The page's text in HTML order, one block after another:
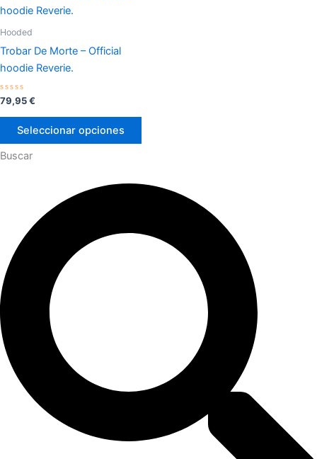
Buscar
Hooded
Trobar De Morte – Official
hoodie Reverie.
Valorado
con
0
79,95€
Seleccionar opciones
producto
tiene
opciones
pueden
elegir
en
producto